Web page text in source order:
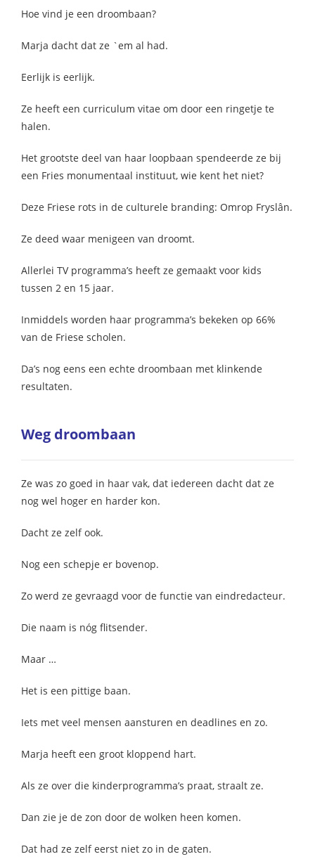
Hoe vind je een droombaan?
Marja dacht dat ze `em al had.
Eerlijk is eerlijk.
Ze heeft een curriculum vitae om door een ringetje te
halen.
Het grootste deel van haar loopbaan spendeerde ze bij
een Fries monumentaal instituut, wie kent het niet?
Deze Friese rots in de culturele branding: Omrop Fryslân.
Ze deed waar menigeen van droomt.
Allerlei TV programma’s heeft ze gemaakt voor kids
tussen 2 en 15 jaar.
Inmiddels worden haar programma’s bekeken op 66%
van de Friese scholen.
Da’s nog eens een echte droombaan met klinkende
resultaten.
Weg droombaan
Ze was zo goed in haar vak, dat iedereen dacht dat ze
nog wel hoger en harder kon.
Dacht ze zelf ook.
Nog een schepje er bovenop.
Zo werd ze gevraagd voor de functie van eindredacteur.
Die naam is nóg flitsender.
Maar …
Het is een pittige baan.
Iets met veel mensen aansturen en deadlines en zo.
Marja heeft een groot kloppend hart.
Als ze over die kinderprogramma’s praat, straalt ze.
Dan zie je de zon door de wolken heen komen.
Dat had ze zelf eerst niet zo in de gaten.
over
op
gebruikt
website-
van